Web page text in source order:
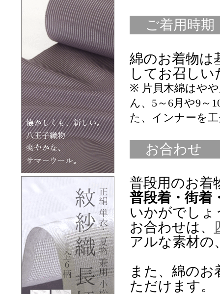
ご着用時期
綿のお着物は
してお召し
※ 片貝木綿はや
ん、5～6月や9～
た、インナーを
お合わせ
普段用のお着
普段着・街着
いかがでしょ
お合わせは、
アルな素材の
また、綿のお
ただけます。